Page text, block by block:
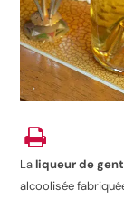
Laliqueur de
alcoolisée